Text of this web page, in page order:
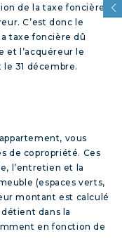
de la taxe foncière
C’est donc le
taxe foncière dû
et l’acquéreur le
31 décembre.
vous
de copropriété. Ces
l’entretien et la
(espaces verts,
montant est calculé
dans la
en fonction de